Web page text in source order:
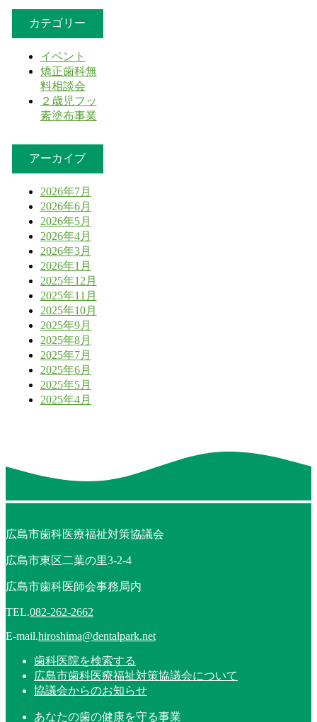
カテゴリー
イベント
矯正歯科無
料相談会
２歳児フッ
素塗布事業
アーカイブ
2026年7月
2026年6月
2026年5月
2026年4月
2026年3月
2026年1月
2025年12月
2025年11月
2025年10月
2025年9月
2025年8月
2025年7月
2025年6月
2025年5月
2025年4月
広島市歯科医療福祉対策協議会
広島市東区二葉の里3-2-4
広島市歯科医師会事務局内
TEL.082-262-2662
E-mail.hiroshima@dentalpark.net
歯科医院を検索する
広島市歯科医療福祉対策協議会について
協議会からのお知らせ
あなたの歯の健康を守る事業